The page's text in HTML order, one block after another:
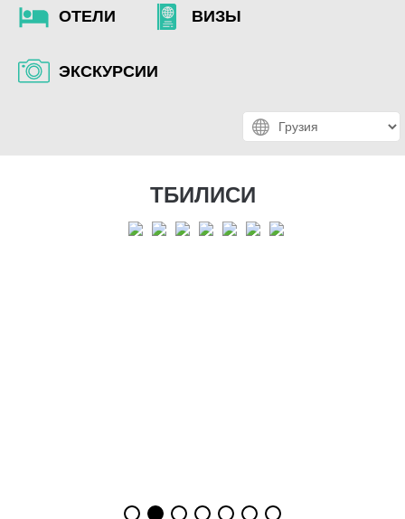
ОТЕЛИ ВИЗЫ
ЭКСКУРСИИ
ТБИЛИСИ